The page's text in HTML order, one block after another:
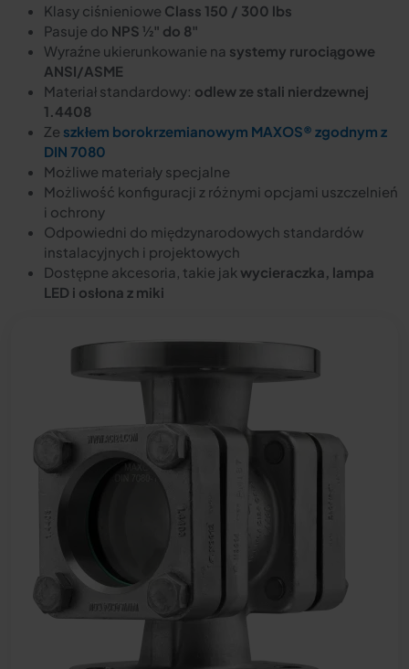
Klasy ciśnieniowe Class 150 / 300 lbs
Pasuje do NPS ½" do 8"
Wyraźne ukierunkowanie na systemy rurociągowe
ANSI/ASME
Materiał standardowy: odlew ze stali nierdzewnej
1.4408
Ze szkłem borokrzemianowym MAXOS® zgodnym z
DIN 7080
Możliwe materiały specjalne
Możliwość konfiguracji z różnymi opcjami uszczelnień
i ochrony
Odpowiedni do międzynarodowych standardów
instalacyjnych i projektowych
Dostępne akcesoria, takie jak wycieraczka, lampa
LED i osłona z miki